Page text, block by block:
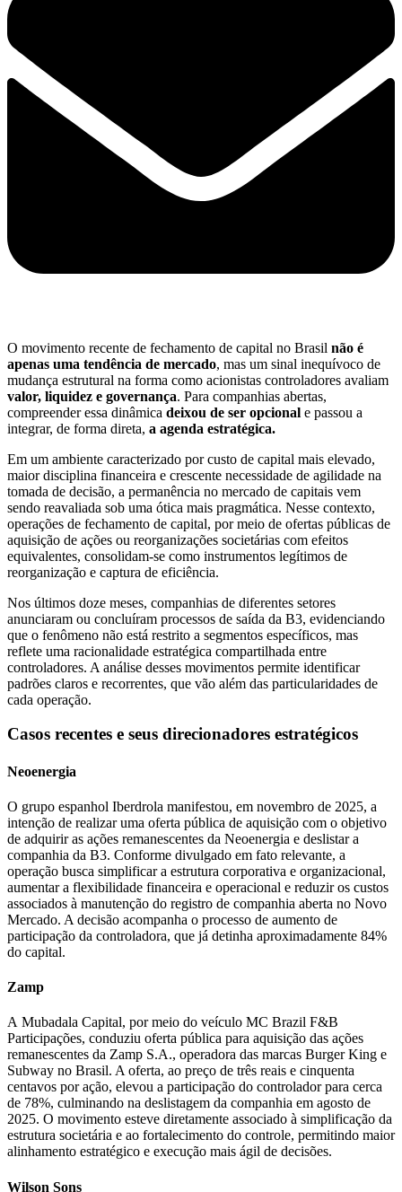
O movimento recente de fechamento de capital no Brasil não é
apenas uma tendência de mercado, mas um sinal inequívoco de
mudança estrutural na forma como acionistas controladores avaliam
valor, liquidez e governança. Para companhias abertas,
compreender essa dinâmica deixou de ser opcional e passou a
integrar, de forma direta, a agenda estratégica.
Em um ambiente caracterizado por custo de capital mais elevado,
maior disciplina financeira e crescente necessidade de agilidade na
tomada de decisão, a permanência no mercado de capitais vem
sendo reavaliada sob uma ótica mais pragmática. Nesse contexto,
operações de fechamento de capital, por meio de ofertas públicas de
aquisição de ações ou reorganizações societárias com efeitos
equivalentes, consolidam-se como instrumentos legítimos de
reorganização e captura de eficiência.
Nos últimos doze meses, companhias de diferentes setores
anunciaram ou concluíram processos de saída da B3, evidenciando
que o fenômeno não está restrito a segmentos específicos, mas
reflete uma racionalidade estratégica compartilhada entre
controladores. A análise desses movimentos permite identificar
padrões claros e recorrentes, que vão além das particularidades de
cada operação.
Casos recentes e seus direcionadores estratégicos
Neoenergia
O grupo espanhol Iberdrola manifestou, em novembro de 2025, a
intenção de realizar uma oferta pública de aquisição com o objetivo
de adquirir as ações remanescentes da Neoenergia e deslistar a
companhia da B3. Conforme divulgado em fato relevante, a
operação busca simplificar a estrutura corporativa e organizacional,
aumentar a flexibilidade financeira e operacional e reduzir os custos
associados à manutenção do registro de companhia aberta no Novo
Mercado. A decisão acompanha o processo de aumento de
participação da controladora, que já detinha aproximadamente 84%
do capital.
Zamp
A Mubadala Capital, por meio do veículo MC Brazil F&B
Participações, conduziu oferta pública para aquisição das ações
remanescentes da Zamp S.A., operadora das marcas Burger King e
Subway no Brasil. A oferta, ao preço de três reais e cinquenta
centavos por ação, elevou a participação do controlador para cerca
de 78%, culminando na deslistagem da companhia em agosto de
2025. O movimento esteve diretamente associado à simplificação da
estrutura societária e ao fortalecimento do controle, permitindo maior
alinhamento estratégico e execução mais ágil de decisões.
Wilson Sons